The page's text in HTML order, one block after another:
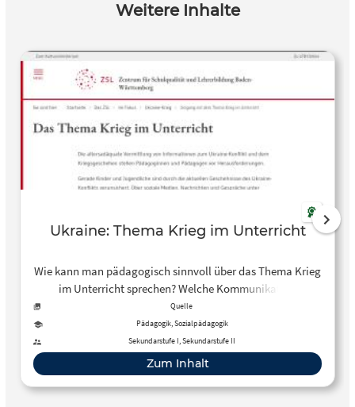
Weitere Inhalte
Ukraine: Thema Krieg im Unterricht
Wie kann man pädagogisch sinnvoll über das Thema Krieg
im Unterricht sprechen? Welche Kommunikation
gegenüber Kindern ist angemessen? Das aktuelle
politische Geschehen beschäftigt uns auch im
Pädagogikunterricht. Eine gute Orientierung kann die
Seite des Zentrum für Schulqualität und Lehrerbildung BW
geben.
Quelle
Pädagogik, Sozialpädagogik
Sekundarstufe I, Sekundarstufe II
Zum Inhalt